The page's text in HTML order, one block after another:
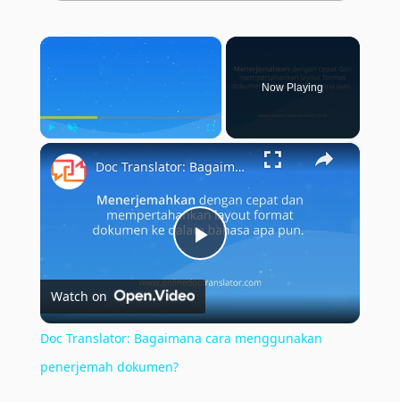
×
Play Unmute Fullscreen
Now Playing
×
Play
Video
Doc Translator: Bagaimana cara menggunakan penerjemah dokumen?
Watch on
Doc Translator: Bagaimana cara menggunakan
penerjemah dokumen?